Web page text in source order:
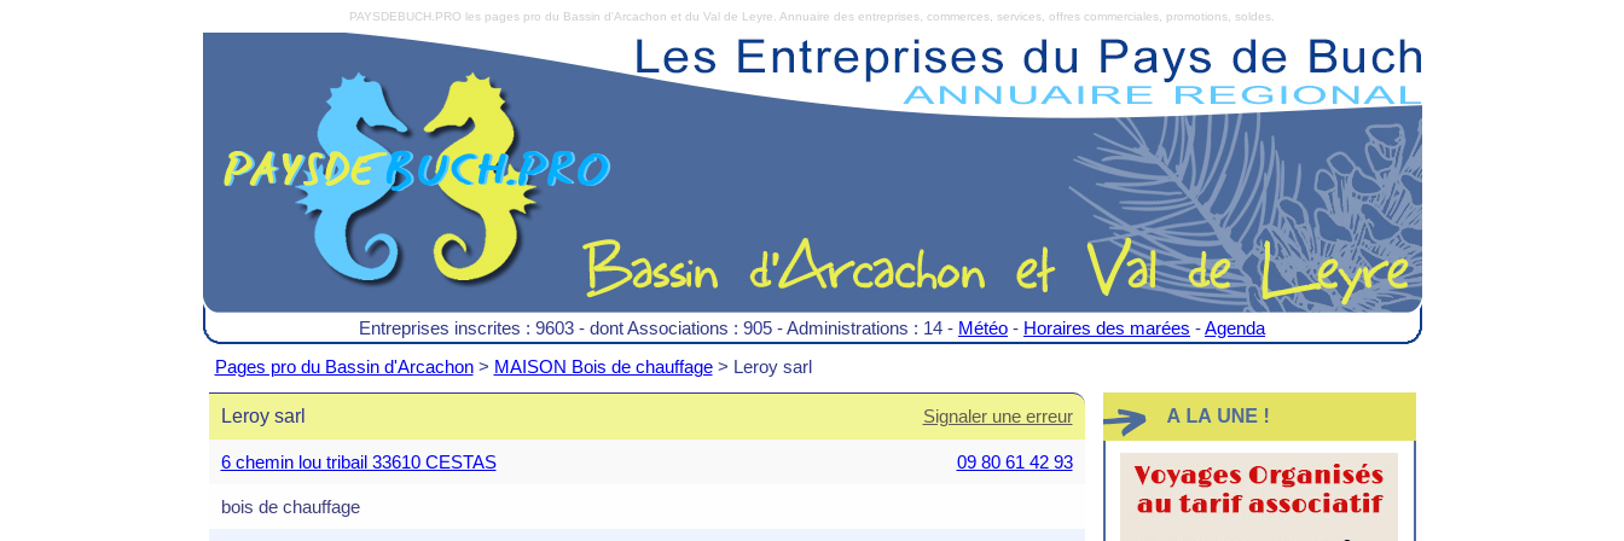
PAYSDEBUCH.PRO les pages pro du Bassin d'Arcachon et du Val de Leyre. Annuaire des entreprises, commerces, services, offres commerciales, promotions, soldes.
Entreprises inscrites : 9603 - dont Associations : 905 - Administrations : 14 - Météo - Horaires des marées -Agenda
Pages pro du Bassin d'Arcachon> MAISON Bois de chauffage> Leroy sarl
Leroy sarl Signaler une erreur
6 chemin lou tribail 33610 CESTAS 09 80 61 42 93
bois de chauffage